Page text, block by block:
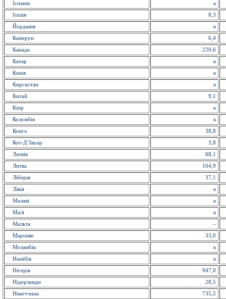
Іспанія к
Італія 8,3
Йорданія к
Камерун 6,4
Канада 220,6
Катар к
Кенія к
Киргистан к
Китай 9,1
Кіпр к
Колумбія к
Конго 38,8
Кот-Д’Івуар 3,8
Латвія 68,1
Литва 164,9
Ліберія 37,1
Лівія к
Малаві к
Малі к
Мальта –
Марокко 33,0
Мозамбік к
Намібія к
Нігерія 947,0
Нідерланди 28,5
Німеччина 735,5